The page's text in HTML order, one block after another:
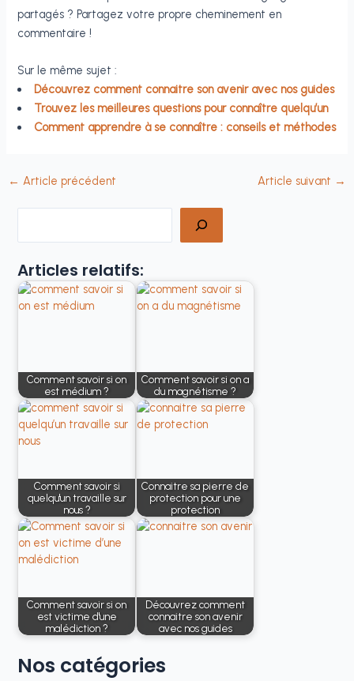
partagés ? Partagez votre propre cheminement en
commentaire !
Sur le même sujet :
Découvrez comment connaitre son avenir avec nos guides
Trouvez les meilleures questions pour connaître quelqu’un
Comment apprendre à se connaître : conseils et méthodes
← Article précédent Article suivant →
Articles relatifs:
Comment savoir si on
est médium ?
Comment savoir si on a
du magnétisme ?
Comment savoir si
quelqu'un travaille sur
nous ?
Connaitre sa pierre de
protection pour une
protection
Comment savoir si on
est victime d'une
malédiction ?
Découvrez comment
connaitre son avenir
avec nos guides
Nos catégories